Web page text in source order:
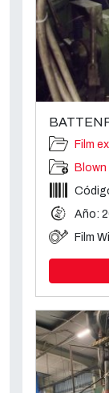
Film
Blown
Año:
Film